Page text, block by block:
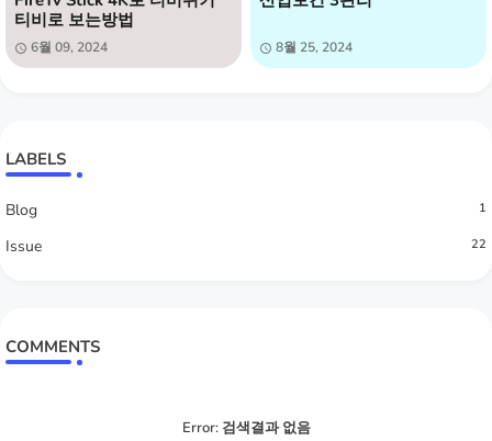
티비로 보는방법
6월 09, 2024 8월 25, 2024
LABELS
Blog 1
Issue 22
COMMENTS
Error:검색결과 없음